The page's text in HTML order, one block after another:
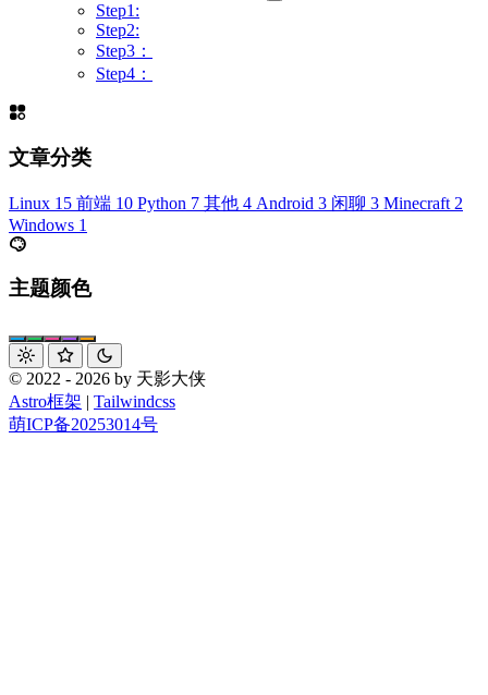
Step1:
Step2:
Step3：
Step4：
文章分类
Linux 15 前端 10 Python 7 其他 4 Android 3 闲聊 3 Minecraft 2
Windows 1
主题颜色
© 2022 - 2026 by 天影大侠
Astro框架 | Tailwindcss
萌ICP备20253014号